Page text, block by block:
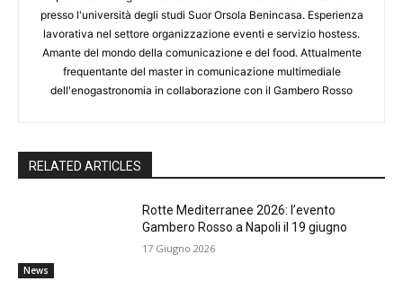
presso l'università degli studi Suor Orsola Benincasa. Esperienza
lavorativa nel settore organizzazione eventi e servizio hostess.
Amante del mondo della comunicazione e del food. Attualmente
frequentante del master in comunicazione multimediale
dell'enogastronomia in collaborazione con il Gambero Rosso
RELATED ARTICLES
News
Rotte Mediterranee 2026: l’evento
Gambero Rosso a Napoli il 19 giugno
17 Giugno 2026